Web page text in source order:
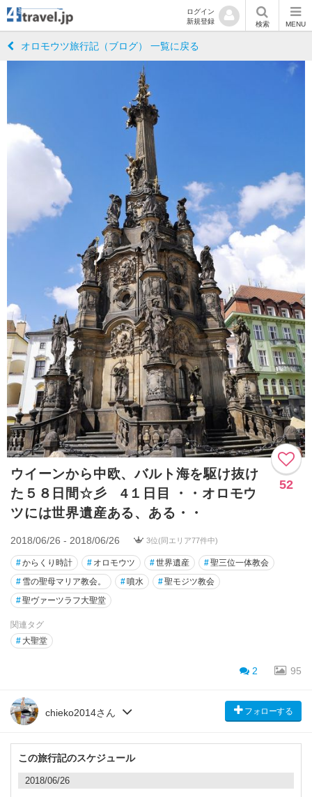
ログイン
新規登録
検索 MENU
オロモウツ旅行記（ブログ） 一覧に戻る
ウイーンから中欧、バルト海を駆け抜け
た５８日間☆彡 4１日目 ・・オロモウ
ツには世界遺産ある、ある・・
52
2018/06/26 - 2018/06/26 3位(同エリア77件中)
#からくり時計 # オロモウツ #世界遺産 #聖三位一体教会
# 雪の聖母マリア教会。 #噴水 #聖モジツ教会
#聖ヴァーツラフ大聖堂
関連タグ
# 大聖堂
2 95
chieko2014さん フォローする
この旅行記のスケジュール
2018/06/26